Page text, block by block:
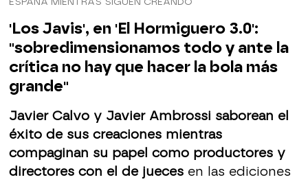
'Los Javis', en 'El Hormiguero 3.0':
"sobredimensionamos todo y ante la
crítica no hay que hacer la bola más
grande"
Javier Calvo y Javier Ambrossi saborean el
éxito de sus creaciones mientras
compaginan su papel como productores y
directores con el de juecesen las ediciones